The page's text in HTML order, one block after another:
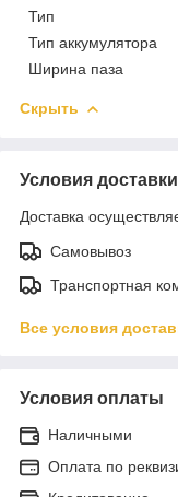
Тип
Тип аккумулятора
Ширина паза
Скрыть
Условия доставки
Доставка
Самовывоз
Транспортная
Все условия
Условия оплаты
Наличными
Оплата по